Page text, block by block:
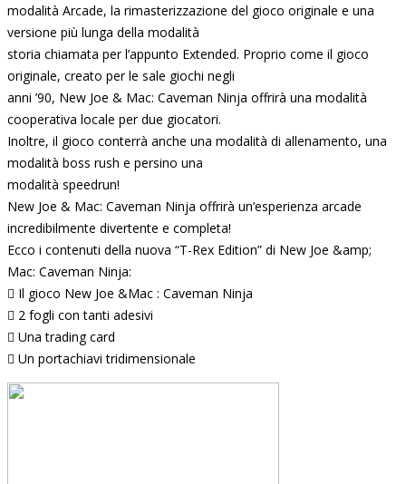
modalità Arcade, la rimasterizzazione del gioco originale e una
versione più lunga della modalità
storia chiamata per l’appunto Extended. Proprio come il gioco
originale, creato per le sale giochi negli
anni ’90, New Joe & Mac: Caveman Ninja offrirà una modalità
cooperativa locale per due giocatori.
Inoltre, il gioco conterrà anche una modalità di allenamento, una
modalità boss rush e persino una
modalità speedrun!
New Joe & Mac: Caveman Ninja offrirà un’esperienza arcade
incredibilmente divertente e completa!
Ecco i contenuti della nuova “T-Rex Edition” di New Joe &amp;
Mac: Caveman Ninja:
 Il gioco New Joe &Mac : Caveman Ninja
 2 fogli con tanti adesivi
 Una trading card
 Un portachiavi tridimensionale